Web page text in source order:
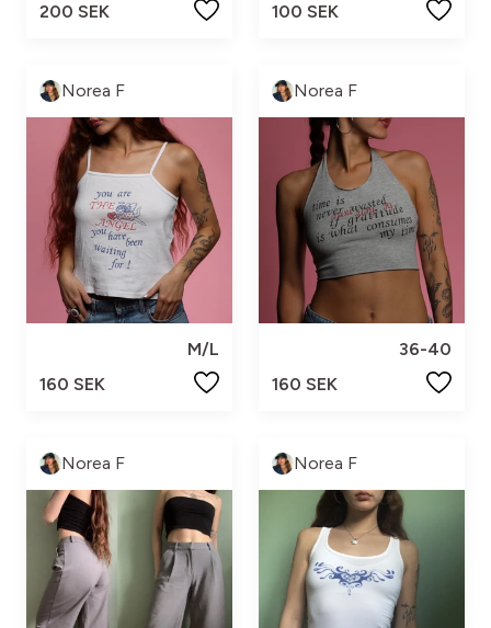
200 SEK
100 SEK
Norea F
M/L
160 SEK
Norea F
36-40
160 SEK
Norea F Norea F